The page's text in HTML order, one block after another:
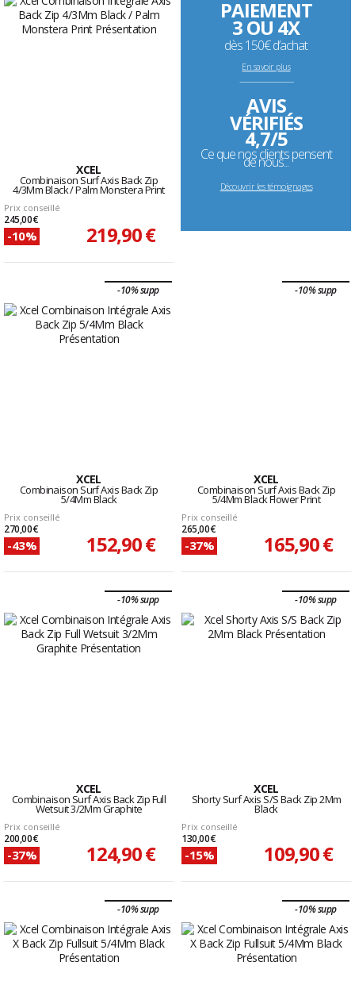
XCEL
Combinaison Surf Axis Back Zip
4/3Mm Black / Palm Monstera Print
Prix conseillé
245,00 €
-10% 219,90 €
PAIEMENT
3 OU 4X
dès 150€ d’achat
En savoir plus
--------------------------------------------------------------------
AVIS
VÉRIFIÉS
4,7/5
Ce que nos clients pensent
de nous...
Découvrir les témoignages
-10% supp
XCEL
Combinaison Surf Axis Back Zip
5/4Mm Black
Prix conseillé
270,00 €
-43% 152,90 €
-10% supp
XCEL
Combinaison Surf Axis Back Zip
5/4Mm Black Flower Print
Prix conseillé
265,00 €
-37% 165,90 €
-10% supp
XCEL
Combinaison Surf Axis Back Zip Full
Wetsuit 3/2Mm Graphite
Prix conseillé
200,00 €
-37% 124,90 €
-10% supp
XCEL
Shorty Surf Axis S/S Back Zip 2Mm
Black
Prix conseillé
130,00 €
-15% 109,90 €
-10% supp -10% supp